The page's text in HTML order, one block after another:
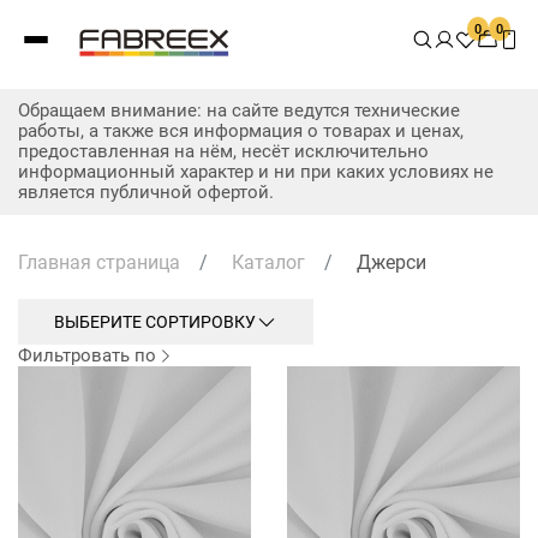
0 0
Обращаем внимание: на сайте ведутся технические
работы, а также вся информация о товарах и ценах,
предоставленная на нём, несёт исключительно
информационный характер и ни при каких условиях не
является публичной офертой.
Главная страница / Каталог / Джерси
ВЫБЕРИТЕ СОРТИРОВКУ
Фильтровать по
Голубой FBE-017
Синий насыщенный FBE-052
Синий кобальт темный FBE-072
Синий глубокий FBE-054
Синий кобальт FBE-081
165
150
160
90
180
210
Нижнее белье
Бесшовное белье
Полиэфир